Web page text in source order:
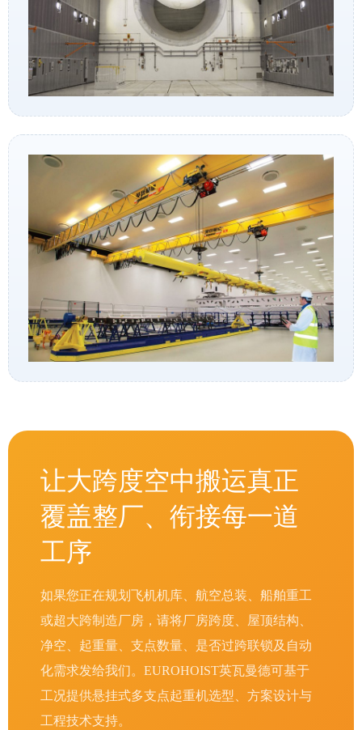
让大跨度空中搬运真正
覆盖整厂、衔接每一道
工序
如果您正在规划飞机机库、航空总装、船舶重工
或超大跨制造厂房，请将厂房跨度、屋顶结构、
净空、起重量、支点数量、是否过跨联锁及自动
化需求发给我们。EUROHOIST英瓦曼德可基于
工况提供悬挂式多支点起重机选型、方案设计与
工程技术支持。